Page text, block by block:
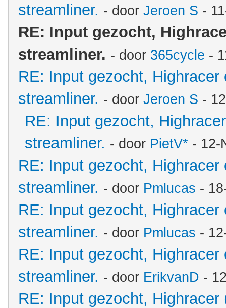
streamliner. - door Jeroen S -
RE: Input gezocht,
streamliner. - door 365cycle -
RE: Input gezocht, Highracer
streamliner. - door Jeroen S -
RE: Input gezocht,
streamliner. - door PietV* - 12-
RE: Input gezocht, Highracer
streamliner. - door Pmlucas -
RE: Input gezocht, Highracer
streamliner. - door Pmlucas -
RE: Input gezocht, Highracer
streamliner. - door ErikvanD -
RE: Input gezocht,